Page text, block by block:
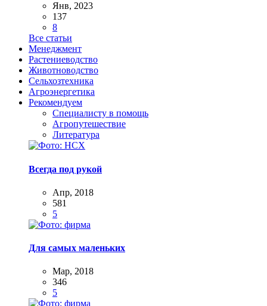
Янв, 2023
137
8
Все статьи
Менеджмент
Растениеводство
Животноводство
Сельхозтехника
Агроэнергетика
Рекомендуем
Специалисту в помощь
Агропутешествие
Литература
Всегда под рукой
Апр, 2018
581
5
Для самых маленьких
Мар, 2018
346
5